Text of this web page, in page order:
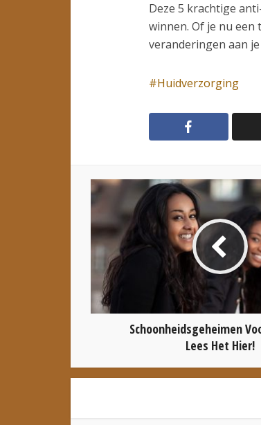
Deze 5 krachtige
winnen. Of je nu
veranderingen aan
Huidverzorging
Schoonheidsgeheimen
Lees Het Hier!